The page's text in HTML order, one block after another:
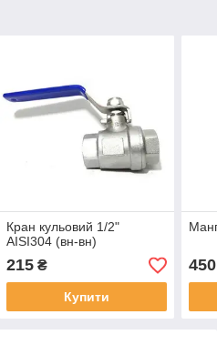
Кран кульовий 1/2"
AISI304 (вн-вн)
215₴
Купити
450